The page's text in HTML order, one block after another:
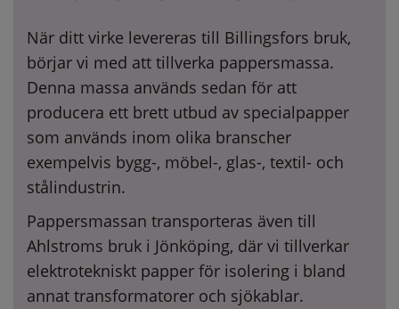
När ditt virke levereras till Billingsfors bruk,
börjar vi med att tillverka pappersmassa.
Denna massa används sedan för att
producera ett brett utbud av specialpapper
som används inom olika branscher
exempelvis bygg-, möbel-, glas-, textil- och
stålindustrin.
Pappersmassan transporteras även till
Ahlstroms bruk i Jönköping, där vi tillverkar
elektrotekniskt papper för isolering i bland
annat transformatorer och sjökablar.